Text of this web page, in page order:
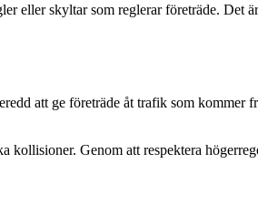
eller skyltar som reglerar företräde. Det
att ge företräde åt trafik som kommer
Genom att respektera